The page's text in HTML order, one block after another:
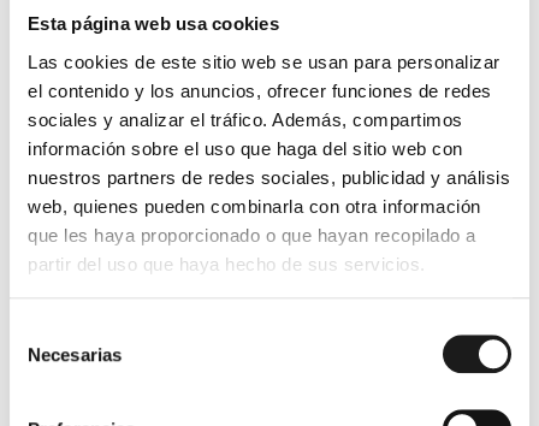
Esta página web usa cookies
Las cookies de este sitio web se usan para personalizar
el contenido y los anuncios, ofrecer funciones de redes
sociales y analizar el tráfico. Además, compartimos
información sobre el uso que haga del sitio web con
nuestros partners de redes sociales, publicidad y análisis
web, quienes pueden combinarla con otra información
que les haya proporcionado o que hayan recopilado a
partir del uso que haya hecho de sus servicios.
Necesarias
testigos para acreditar que te negaste y te
quedarás sin copia del documento, lo que te
genera indefensión.
El «Truco» del «No Conforme «.Firmar no
significa que estés de acuerdo con el despido,
solo que has recibido el papel. Sin embargo, para
mayor seguridad, se recomienda escribir«No
Conforme»junto a tu firma y la fecha real del día
en que te lo entregan.
Asegúrate de que la fecha de la
carta coincide con el